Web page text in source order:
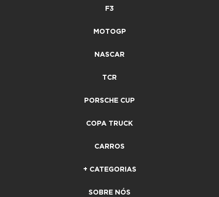
F3
MOTOGP
NASCAR
TCR
PORSCHE CUP
COPA TRUCK
CARROS
+ CATEGORIAS
SOBRE NÓS